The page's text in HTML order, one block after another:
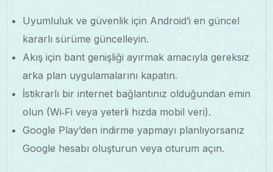
Uyumluluk ve güvenlik için Android’i en güncel
kararlı sürüme güncelleyin.
Akış için bant genişliği ayırmak amacıyla gereksiz
arka plan uygulamalarını kapatın.
İstikrarlı bir internet bağlantınız olduğundan emin
olun (Wi‑Fi veya yeterli hızda mobil veri).
Google Play’den indirme yapmayı planlıyorsanız
Google hesabı oluşturun veya oturum açın.